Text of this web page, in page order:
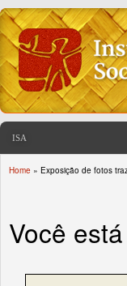
ISA
Home » Exposição de fotos
Você